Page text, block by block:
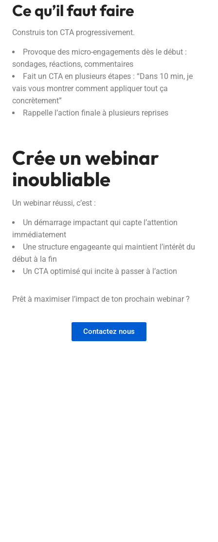
Ce qu’il faut faire
Construis ton CTA progressivement.
Provoque des micro-engagements dès le début :
sondages, réactions, commentaires
Fait un CTA en plusieurs étapes : “Dans 10 min, je
vais vous montrer comment appliquer tout ça
concrètement”
Rappelle l’action finale à plusieurs reprises
Crée un webinar
inoubliable
Un webinar réussi, c’est :
Un démarrage impactant qui capte l’attention
immédiatement
Une structure engageante qui maintient l’intérêt du
début à la fin
Un CTA optimisé qui incite à passer à l’action
Prêt à maximiser l’impact de ton prochain webinar ?
Contactez nous